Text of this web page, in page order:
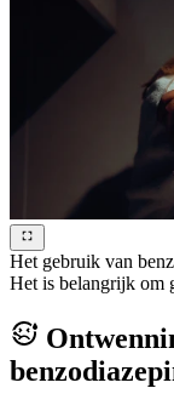
Het gebruik van
Het is belangrijk om